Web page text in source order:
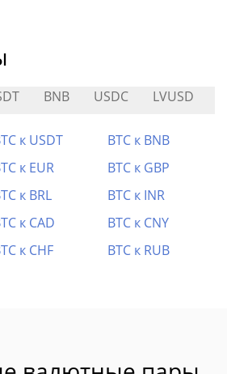
BNB USDC LVUSD
к USDT
BTC к BNB
к EUR
BTC к GBP
к BRL
BTC к INR
к CAD
BTC к CNY
к CHF BTC к RUB